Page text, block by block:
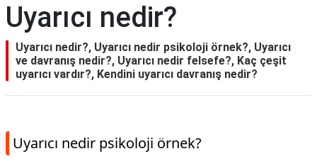
NEDİR
FAYDALARI
SAĞLIK
İLETİŞİM
Uyarıcı nedir?
Uyarıcı nedir?, Uyarıcı nedir psikoloji örnek?, Uyarıcı
ve davranış nedir?, Uyarıcı nedir felsefe?, Kaç çeşit
uyarıcı vardır?, Kendini uyarıcı davranış nedir?
Uyarıcı nedir psikoloji örnek?